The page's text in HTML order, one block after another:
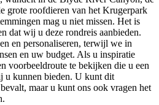
grote roofdieren van het Krugerpark
mag u niet missen. Het is
dat wij u deze rondreis aanbieden.
en personaliseren, terwijl we in
en uw budget. Als u inspiratie
voorbeeldroute te bekijken die u een
u kunnen bieden. U kunt dit
maar u kunt ons ook vragen het